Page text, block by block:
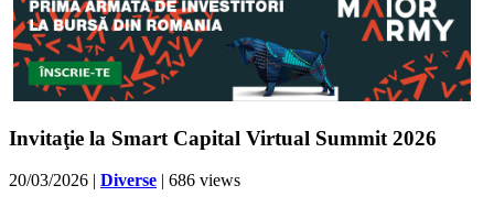
Invitaţie la Smart Capital Virtual Summit 2026
20/03/2026 | Diverse | 686 views